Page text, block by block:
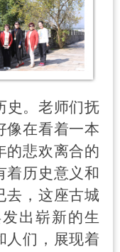
史。老师们抚
像在看着一本
的悲欢离合的
着历史意义和
去，这座古城
出崭新的生
人们，展现着